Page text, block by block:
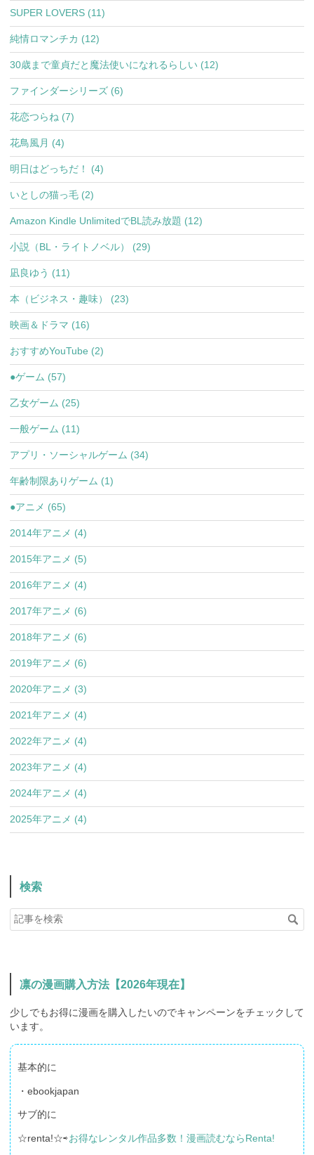
SUPER LOVERS (11)
純情ロマンチカ (12)
30歳まで童貞だと魔法使いになれるらしい (12)
ファインダーシリーズ (6)
花恋つらね (7)
花鳥風月 (4)
明日はどっちだ！ (4)
いとしの猫っ毛 (2)
Amazon Kindle UnlimitedでBL読み放題 (12)
小説（BL・ライトノベル） (29)
凪良ゆう (11)
本（ビジネス・趣味） (23)
映画＆ドラマ (16)
おすすめYouTube (2)
●ゲーム (57)
乙女ゲーム (25)
一般ゲーム (11)
アプリ・ソーシャルゲーム (34)
年齢制限ありゲーム (1)
●アニメ (65)
2014年アニメ (4)
2015年アニメ (5)
2016年アニメ (4)
2017年アニメ (6)
2018年アニメ (6)
2019年アニメ (6)
2020年アニメ (3)
2021年アニメ (4)
2022年アニメ (4)
2023年アニメ (4)
2024年アニメ (4)
2025年アニメ (4)
検索
凛の漫画購入方法【2026年現在】
少しでもお得に漫画を購入したいのでキャンペーンをチェックして
います。
基本的に
・ebookjapan
サブ的に
☆renta!☆⇨お得なレンタル作品多数！漫画読むならRenta!